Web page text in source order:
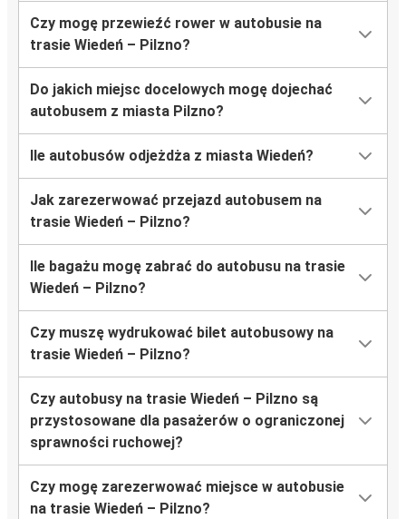
Czy mogę przewieźć rower w autobusie na
trasie Wiedeń – Pilzno?
Do jakich miejsc docelowych mogę dojechać
autobusem z miasta Pilzno?
Ile autobusów odjeżdża z miasta Wiedeń?
Jak zarezerwować przejazd autobusem na
trasie Wiedeń – Pilzno?
Ile bagażu mogę zabrać do autobusu na trasie
Wiedeń – Pilzno?
Czy muszę wydrukować bilet autobusowy na
trasie Wiedeń – Pilzno?
Czy autobusy na trasie Wiedeń – Pilzno są
przystosowane dla pasażerów o ograniczonej
sprawności ruchowej?
Czy mogę zarezerwować miejsce w autobusie
na trasie Wiedeń – Pilzno?